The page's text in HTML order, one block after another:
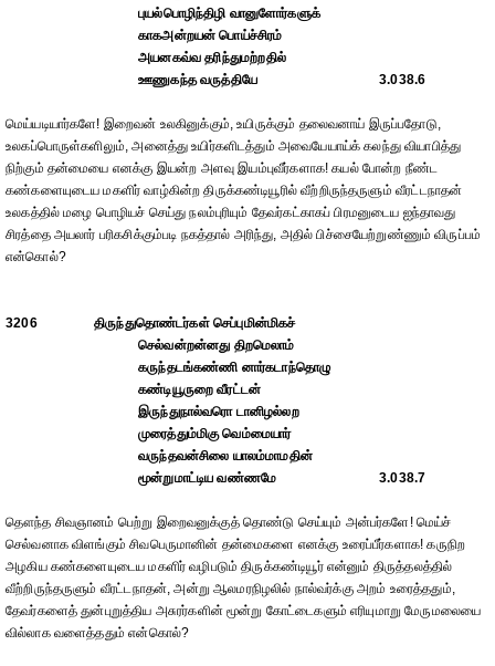
புயல்பொழிந்திழி வானுளோர்களுக்
காகஅன்றயன் பொய்ச்சிரம்
அயனகவ்வ தரிந்துமற்றதில்
ஊணுகந்த வருத்தியே
3.038.6
மெய்யடியார்களே! இறைவன் உலகினுக்கும், உயிருக்கும் தலைவனாய் இருப்பதோடு,
உலகப்பொருள்களிலும், அனைத்து உயிர்களிடத்தும் அவையேயாய்க் கலந்து வியாபித்து
நிற்கும் தன்மையை எனக்கு இயன்ற அளவு இயம்புவீர்களாக! கயல் போன்ற நீண்ட
கண்களையுடைய மகளிர் வாழ்கின்ற திருக்கண்டியூரில் வீற்றிருந்தருளும் வீரட்டநாதன்
உலகத்தில் மழை பொழியச் செய்து நலம்புரியும் தேவர்கட்காகப் பிரமனுடைய ஐந்தாவது
சிரத்தை அயலார் பரிகசிக்கும்படி நகத்தால் அரிந்து, அதில் பிச்சையேற்றுண்ணும் விருப்பம்
என்கொல்?
3206
திருந்துதொண்டர்கள் செப்புமின்மிகச்
செல்வன்றன்னது திறமெலாம்
கருந்தடங்கண்ணி னார்கடாந்தொழு
கண்டியூருறை வீரட்டன்
இருந்துநால்வரொ டானிழல்லற
முரைத்தும்மிகு வெம்மையார்
வருந்தவன்சிலை யாலம்மாமதின்
மூன்றுமாட்டிய வண்ணமே
3.038.7
தௌந்த சிவஞானம் பெற்று இறைவனுக்குத் தொண்டு செய்யும் அன்பர்களே! மெய்ச்
செல்வனாக விளங்கும் சிவபெருமானின் தன்மைகளை எனக்கு உரைப்பீர்களாக! கருநிற
அழகிய கண்களையுடைய மகளிர் வழிபடும் திருக்கண்டியூர் என்னும் திருத்தலத்தில்
வீற்றிருந்தருளும் வீரட்டநாதன், அன்று ஆலமரநிழலில் நால்வர்க்கு அறம் உரைத்ததும்,
தேவர்களைத் துன்புறுத்திய அசுரர்களின் மூன்று கோட்டைகளும் எரியுமாறு மேருமலையை
வில்லாக வளைத்ததும் என்கொல்?